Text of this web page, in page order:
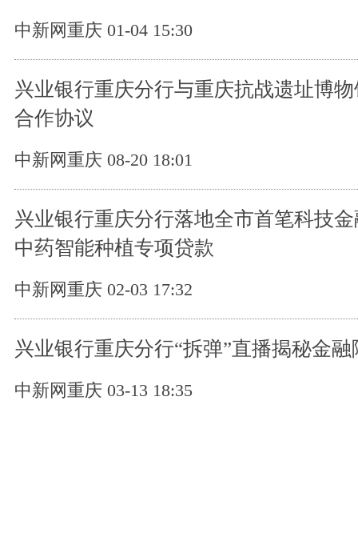
中新网重庆 01-04 15:30
兴业银行重庆分行与重庆抗战遗址博
合作协议
中新网重庆 08-20 18:01
兴业银行重庆分行落地全市首笔科技
中药智能种植专项贷款
中新网重庆 02-03 17:32
兴业银行重庆分行“拆弹”直播揭秘金融
中新网重庆 03-13 18:35